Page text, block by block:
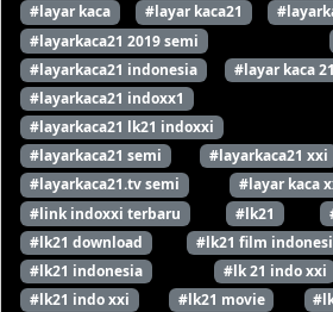
#layar kaca
#layar kaca21
#layarkaca21 2019 semi
#layarkaca21 indonesia
#layar kaca
#layarkaca21 indoxx1
#layarkaca21 lk21 indoxxi
#layarkaca21 semi
#layarkaca21 xxi
#layarkaca21.tv semi
#layar kaca
#link indoxxi terbaru
#lk21
#lk21 download
#lk21 film
#lk21 indonesia
#lk 21 indo xxi
#lk21 indo xxi
#lk21 movie